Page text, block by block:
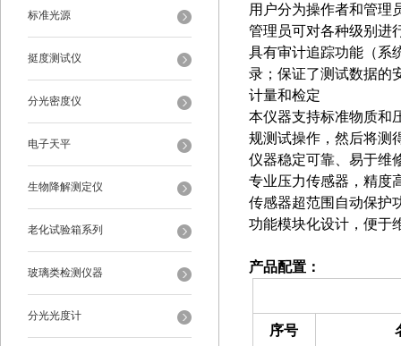
标准光源
挺度测试仪
分光密度仪
电子天平
生物降解测定仪
老化试验箱系列
玻璃类检测仪器
分光光度计
用户分为操作者和管理
管理员可对各种级别进
具有审计追踪功能（系
录；保证了测试数据的
计量和检定
本仪器支持标准物质和
规测试操作，然后将测
仪器稳定可靠、易于维
专业压力传感器，精度
传感器超范围自动保护
功能模块化设计，便于
产品配置：
序号